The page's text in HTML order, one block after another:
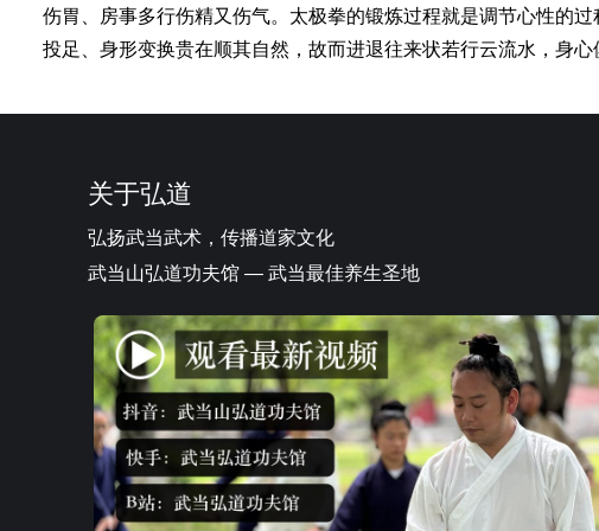
伤胃、房事多行伤精又伤气。太极拳的锻炼过程就是调节心性的
投足、身形变换贵在顺其自然，故而进退往来状若行云流水，身心
关于弘道
弘扬武当武术，传播道家文化
武当山弘道功夫馆 — 武当最佳养生圣地